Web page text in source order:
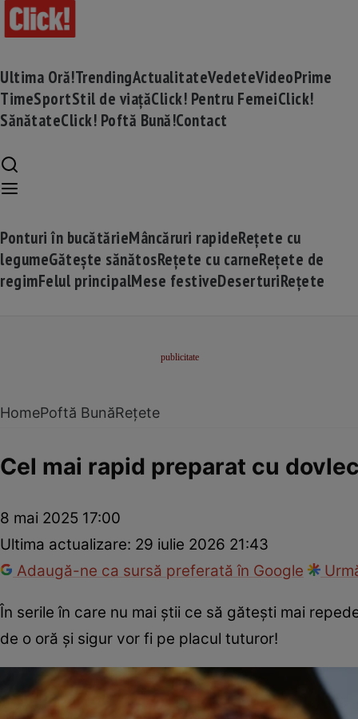
Ultima Oră!TrendingActualitateVedeteVideoPrime
TimeSportStil de viațăClick! Pentru FemeiClick!
SănătateClick! Poftă Bună!Contact
Ponturi în bucătărieMâncăruri rapideRețete cu
legumeGătește sănătosRețete cu carneRețete de
regimFelul principalMese festiveDeserturiRețete
HomePoftă BunăRețete
Cel mai rapid preparat cu
8 mai 2025 17:00
Ultima actualizare: 29 iulie 2026 21:43
Adaugă-ne ca sursă preferată în Google
În serile în care nu mai ştii ce să găteşti mai
de o oră şi sigur vor fi pe placul tuturor!